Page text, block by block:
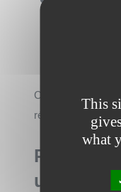
This
what
La hauteur
Les
Cette analyse
réellement
adapté
Prendre